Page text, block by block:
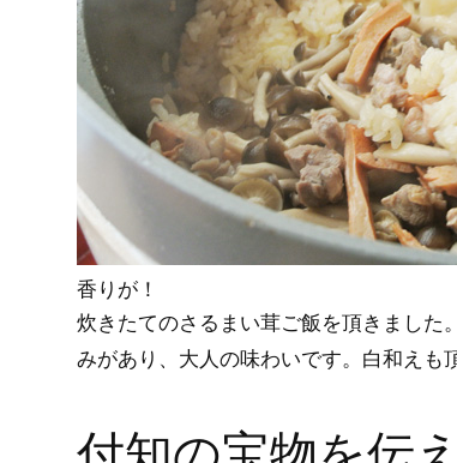
香りが！
炊きたてのさるまい茸ご飯を頂きまし
みがあり、大人の味わいです。白和えも